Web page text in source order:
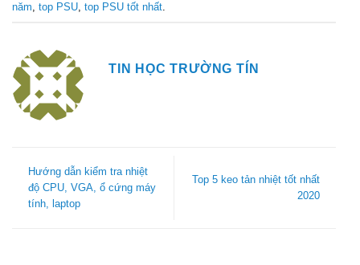
năm, top PSU, top PSU tốt nhất.
TIN HỌC TRƯỜNG TÍN
Hướng dẫn kiểm tra nhiệt
độ CPU, VGA, ổ cứng máy
tính, laptop
Top 5 keo tản nhiệt tốt nhất
2020